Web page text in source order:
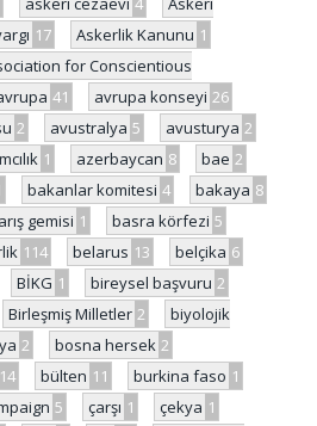
17 Askerlik Kanunu 1
for Conscientious
41 avrupa konseyi 26
2 avustralya 5 avusturya 2
1 azerbaycan 8 bae 2
bakanlar komitesi 4 bakaya 8
gemisi 1 basra körfezi 5
114 belarus 13 belçika 6
BİKG 1 bireysel başvuru 2
Birleşmiş Milletler 2
biyolojik
2 bosna hersek 2
14 bülten 11 burkina faso 1
5 çarşı 1 çekya 1